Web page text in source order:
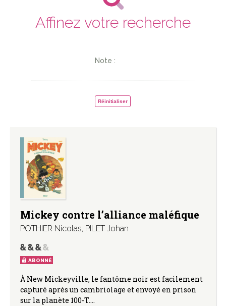
Affinez votre recherche
Note :
Réinitialiser
Mickey contre l’alliance maléfique
POTHIER Nicolas, PILET Johan
ABONNÉ
À New Mickeyville, le fantôme noir est facilement
capturé après un cambriolage et envoyé en prison
sur la planète 100-T.…